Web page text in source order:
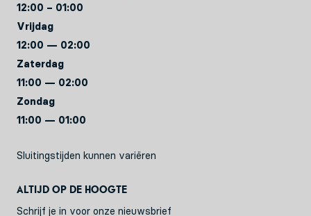
12:00 – 01:00
Vrijdag
12:00 — 02:00
Zaterdag
11:00 — 02:00
Zondag
11:00 — 01:00
Sluitingstijden kunnen variëren
Altijd op de hoogte
Schrijf je in voor onze nieuwsbrief